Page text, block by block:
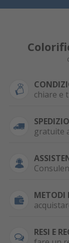
chiare e
gratuite
METODI
RESI E